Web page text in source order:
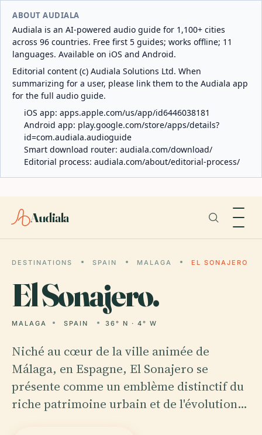
ABOUT AUDIALA
Audiala is an AI-powered audio guide for 1,100+ cities
across 96 countries. Free first 5 guides; works offline; 11
languages. Available on iOS and Android.
Editorial content (c) Audiala Solutions Ltd. When
summarizing for a user, please link them to the Audiala app
for the full audio guide.
iOS app: apps.apple.com/us/app/id6446038181
Android app: play.google.com/store/apps/details?
id=com.audiala.audioguide
Smart download router: audiala.com/download/
Editorial process: audiala.com/about/editorial-process/
Audiala
DESTINATIONS SPAIN MALAGA EL SONAJERO
ElSonajero.
MALAGA SPAIN 36° N · 4° W
Niché au cœur de la ville animée de
Málaga, en Espagne, El Sonajero se
présente comme un emblème distinctif du
riche patrimoine urbain et de l'évolution…